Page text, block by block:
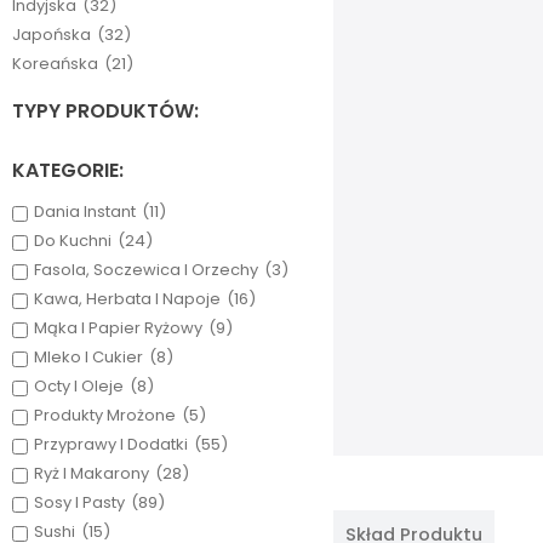
Indyjska (32)
Japońska (32)
Koreańska (21)
TYPY PRODUKTÓW:
KATEGORIE:
Dania Instant (11)
Do Kuchni (24)
Fasola, Soczewica I Orzechy (3)
Kawa, Herbata I Napoje (16)
Mąka I Papier Ryżowy (9)
Mleko I Cukier (8)
Octy I Oleje (8)
Produkty Mrożone (5)
Przyprawy I Dodatki (55)
Ryż I Makarony (28)
Sosy I Pasty (89)
Sushi (15)
Skład Produktu